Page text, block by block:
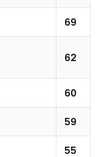
69
62
60
59
55